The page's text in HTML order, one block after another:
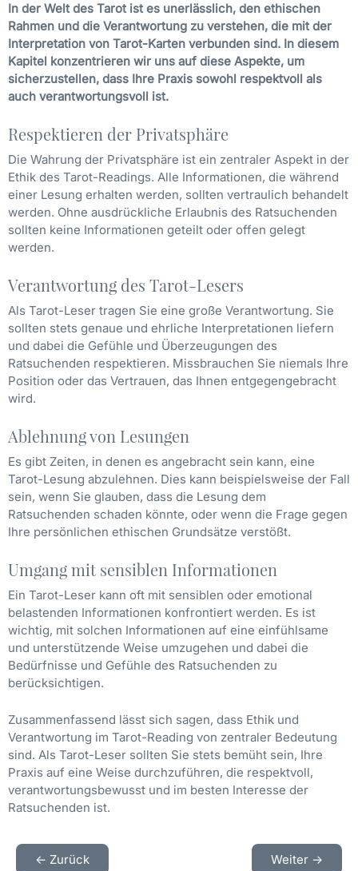
In der Welt des Tarot ist es unerlässlich, den ethischen
Rahmen und die Verantwortung zu verstehen, die mit der
Interpretation von Tarot-Karten verbunden sind. In diesem
Kapitel konzentrieren wir uns auf diese Aspekte, um
sicherzustellen, dass Ihre Praxis sowohl respektvoll als
auch verantwortungsvoll ist.
Respektieren der Privatsphäre
Die Wahrung der Privatsphäre ist ein zentraler Aspekt in der
Ethik des Tarot-Readings. Alle Informationen, die während
einer Lesung erhalten werden, sollten vertraulich behandelt
werden. Ohne ausdrückliche Erlaubnis des Ratsuchenden
sollten keine Informationen geteilt oder offen gelegt
werden.
Verantwortung des Tarot-Lesers
Als Tarot-Leser tragen Sie eine große Verantwortung. Sie
sollten stets genaue und ehrliche Interpretationen liefern
und dabei die Gefühle und Überzeugungen des
Ratsuchenden respektieren. Missbrauchen Sie niemals Ihre
Position oder das Vertrauen, das Ihnen entgegengebracht
wird.
Ablehnung von Lesungen
Es gibt Zeiten, in denen es angebracht sein kann, eine
Tarot-Lesung abzulehnen. Dies kann beispielsweise der Fall
sein, wenn Sie glauben, dass die Lesung dem
Ratsuchenden schaden könnte, oder wenn die Frage gegen
Ihre persönlichen ethischen Grundsätze verstößt.
Umgang mit sensiblen Informationen
Ein Tarot-Leser kann oft mit sensiblen oder emotional
belastenden Informationen konfrontiert werden. Es ist
wichtig, mit solchen Informationen auf eine einfühlsame
und unterstützende Weise umzugehen und dabei die
Bedürfnisse und Gefühle des Ratsuchenden zu
berücksichtigen.
Zusammenfassend lässt sich sagen, dass Ethik und
Verantwortung im Tarot-Reading von zentraler Bedeutung
sind. Als Tarot-Leser sollten Sie stets bemüht sein, Ihre
Praxis auf eine Weise durchzuführen, die respektvoll,
verantwortungsbewusst und im besten Interesse der
Ratsuchenden ist.
<- Zurück Weiter ->